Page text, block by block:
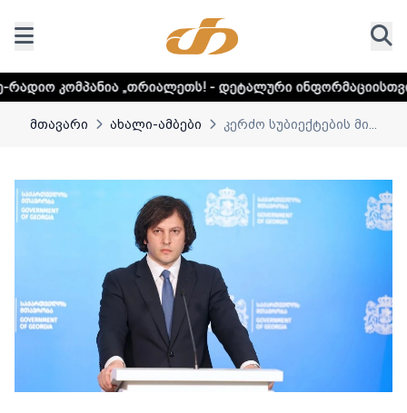
„თრიალეთს! - დეტალური ინფორმაციისთვის დააკლიკეთ
მთავარი ახალი-ამბები კერძო სუბიექტების მი...